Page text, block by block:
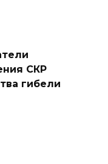
СКР
гибели